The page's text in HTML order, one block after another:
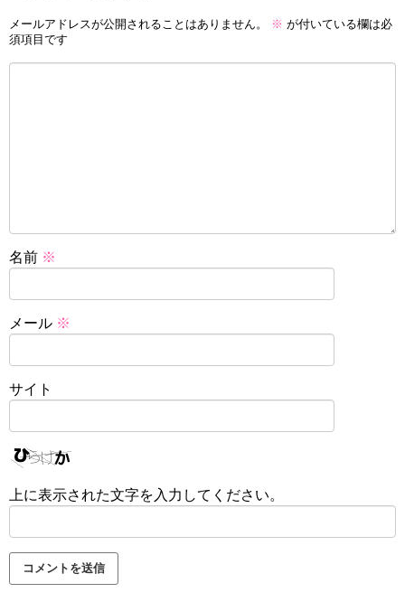
メールアドレスが公開されることはありません。 ※ が付いている欄は必
須項目です
名前 ※
メール ※
サイト
上に表示された文字を入力してください。